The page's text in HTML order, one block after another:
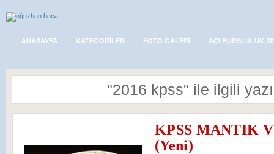
ANASAYFA KATEGORILER FOTO GALERI AÇI BURSLULUK
"2016 kpss" ile ilgili
KPSS MANTIK
(Yeni)